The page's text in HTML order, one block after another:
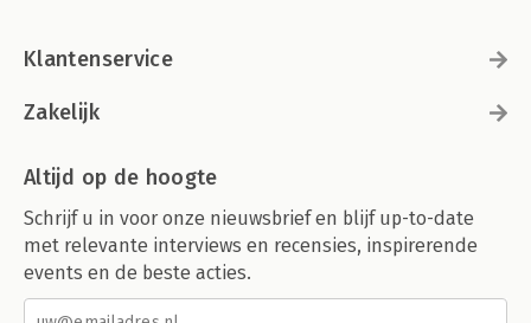
Klantenservice
Zakelijk
Altijd op de hoogte
Schrijf u in voor onze nieuwsbrief en blijf up-to-date
met relevante interviews en recensies, inspirerende
events en de beste acties.